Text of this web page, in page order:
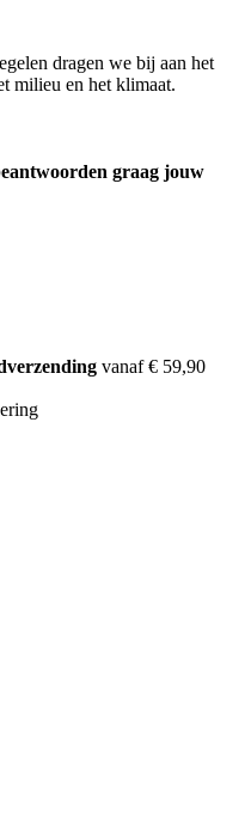
dragen we bij aan het
milieu en het klimaat.
graag jouw
vanaf € 59,90